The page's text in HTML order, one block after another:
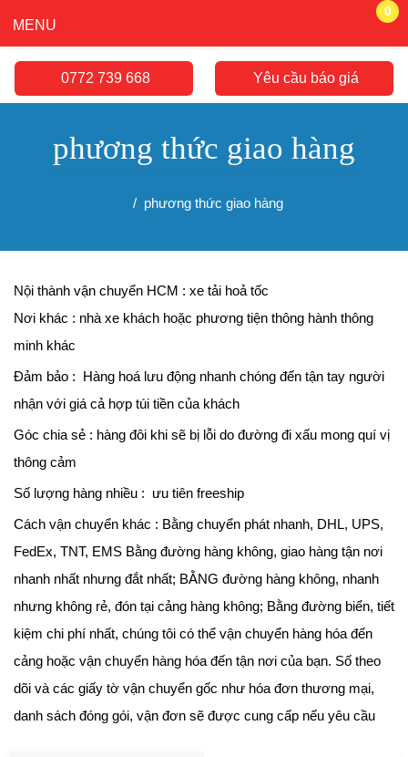
MENU
0
0772 739 668 Yêu cầu báo giá
phương thức giao hàng
phương thức giao hàng
Nội thành vận chuyển HCM : xe tải hoả tốc
Nơi khác : nhà xe khách hoặc phương tiện thông hành thông
minh khác
Đảm bảo : Hàng hoá lưu động nhanh chóng đến tận tay người
nhận với giá cả hợp túi tiền của khách
Góc chia sẻ : hàng đôi khi sẽ bị lỗi do đường đi xấu mong quí vị
thông cảm
Số lượng hàng nhiều : ưu tiên freeship
Cách vận chuyển khác : Bằng chuyển phát nhanh, DHL, UPS,
FedEx, TNT, EMS Bằng đường hàng không, giao hàng tận nơi
nhanh nhất nhưng đắt nhất; BẰNG đường hàng không, nhanh
nhưng không rẻ, đón tại cảng hàng không; Bằng đường biển, tiết
kiệm chi phí nhất, chúng tôi có thể vận chuyển hàng hóa đến
cảng hoặc vận chuyển hàng hóa đến tận nơi của bạn. Số theo
dõi và các giấy tờ vận chuyển gốc như hóa đơn thương mại,
danh sách đóng gói, vận đơn sẽ được cung cấp nếu yêu cầu